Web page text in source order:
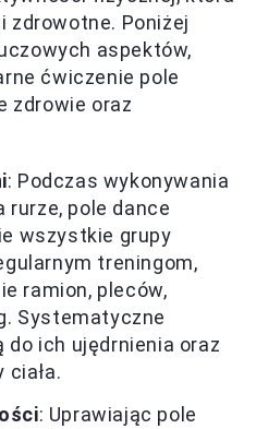
zdrowotne. Poniżej
aspektów,
ćwiczenie pole
zdrowie oraz
: Podczas wykonywania
rurze, pole dance
wszystkie grupy
treningom,
ramion, pleców,
Systematyczne
do ich ujędrnienia oraz
ciała.
: Uprawiając pole